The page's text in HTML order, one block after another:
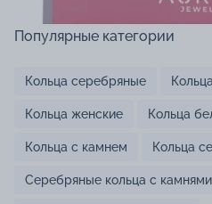
Популярные категории
Кольца серебряные
Кольца женские Кольца
Кольца с камнем Кольца
Серебряные кольца с камнями